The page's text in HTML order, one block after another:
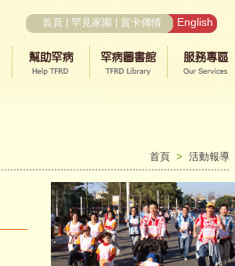
首頁 罕見家園 賀卡傳情 English
首頁 > 活動報導